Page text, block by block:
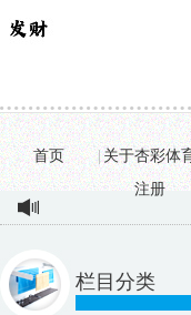
首页 | 关于杏彩体
注册
栏目分类